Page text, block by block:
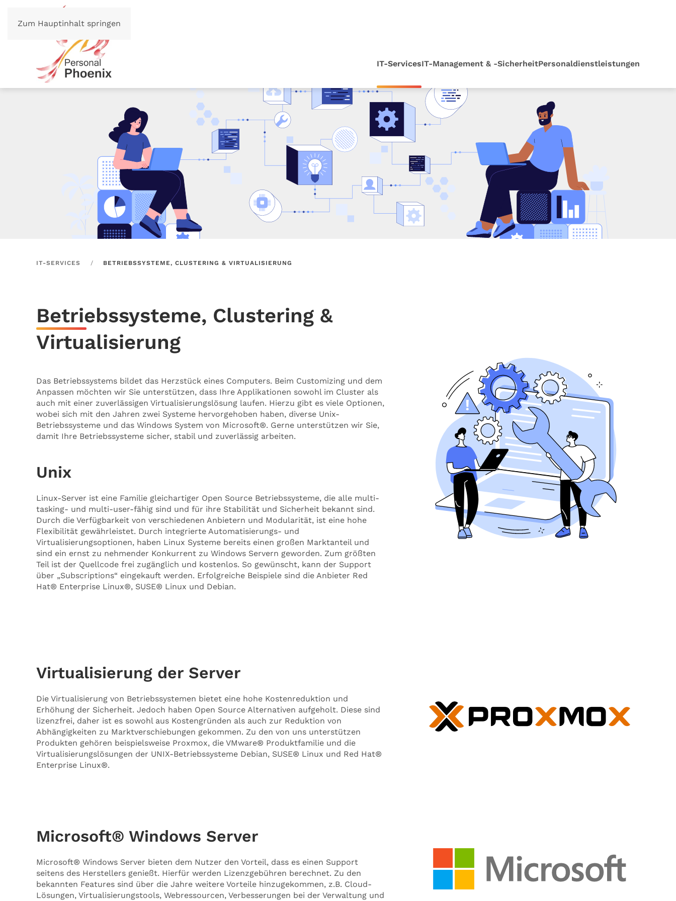
Zum Hauptinhalt springen
IT-ServicesIT-Management & -SicherheitPersonaldienstleistungen
IT-SERVICES BETRIEBSSYSTEME, CLUSTERING & VIRTUALISIERUNG
Betriebssysteme, Clustering &
Virtualisierung
Das Betriebssystems bildet das Herzstück eines Computers. Beim Customizing und dem
Anpassen möchten wir Sie unterstützen, dass Ihre Applikationen sowohl im Cluster als
auch mit einer zuverlässigen Virtualisierungslösung laufen. Hierzu gibt es viele Optionen,
wobei sich mit den Jahren zwei Systeme hervorgehoben haben, diverse Unix-
Betriebssysteme und das Windows System von Microsoft®. Gerne unterstützen wir Sie,
damit Ihre Betriebssysteme sicher, stabil und zuverlässig arbeiten.
Unix
Linux-Server ist eine Familie gleichartiger Open Source Betriebssysteme, die alle multi-
tasking- und multi-user-fähig sind und für ihre Stabilität und Sicherheit bekannt sind.
Durch die Verfügbarkeit von verschiedenen Anbietern und Modularität, ist eine hohe
Flexibilität gewährleistet. Durch integrierte Automatisierungs- und
Virtualisierungsoptionen, haben Linux Systeme bereits einen großen Marktanteil und
sind ein ernst zu nehmender Konkurrent zu Windows Servern geworden. Zum größten
Teil ist der Quellcode frei zugänglich und kostenlos. So gewünscht, kann der Support
über „Subscriptions“ eingekauft werden. Erfolgreiche Beispiele sind die Anbieter Red
Hat® Enterprise Linux®, SUSE® Linux und Debian.
Virtualisierung der Server
Die Virtualisierung von Betriebssystemen bietet eine hohe Kostenreduktion und
Erhöhung der Sicherheit. Jedoch haben Open Source Alternativen aufgeholt. Diese sind
lizenzfrei, daher ist es sowohl aus Kostengründen als auch zur Reduktion von
Abhängigkeiten zu Marktverschiebungen gekommen. Zu den von uns unterstützen
Produkten gehören beispielsweise Proxmox, die VMware® Produktfamilie und die
Virtualisierungslösungen der UNIX-Betriebssysteme Debian, SUSE® Linux und Red Hat®
Enterprise Linux®.
Microsoft® Windows Server
Microsoft® Windows Server bieten dem Nutzer den Vorteil, dass es einen Support
seitens des Herstellers genießt. Hierfür werden Lizenzgebühren berechnet. Zu den
bekannten Features sind über die Jahre weitere Vorteile hinzugekommen, z.B. Cloud-
Lösungen, Virtualisierungstools, Webressourcen, Verbesserungen bei der Verwaltung und